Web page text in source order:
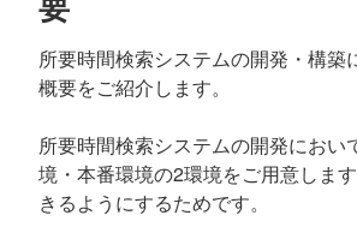
所要時間検索システムの開発・構築
概要をご紹介します。
所要時間検索システムの開発におい
境・本番環境の2環境をご用意しま
きるようにするためです。